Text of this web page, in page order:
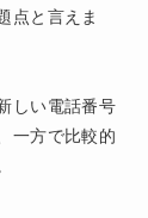
点と言えま
しい電話番号
一方で比較的